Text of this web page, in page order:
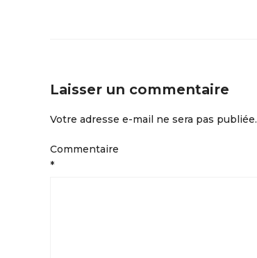
Laisser un commentaire
Votre adresse e-mail ne sera pas publiée.
Commentaire
*